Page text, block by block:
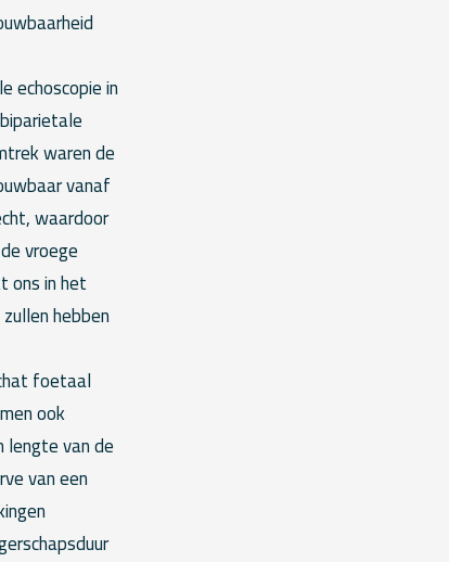
echoscopie in
waren de
vanaf
waardoor
vroege
ons in het
hebben
foetaal
ook
van de
van een